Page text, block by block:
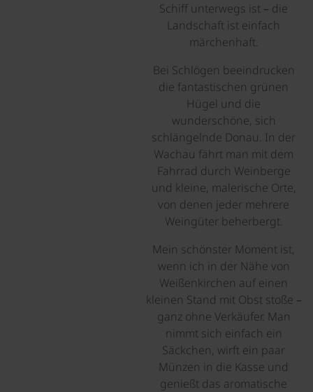
Schiff unterwegs ist – die
Landschaft ist einfach
märchenhaft.
Bei Schlögen beeindrucken
die fantastischen grünen
Hügel und die
wunderschöne, sich
schlängelnde Donau. In der
Wachau fährt man mit dem
Fahrrad durch Weinberge
und kleine, malerische Orte,
von denen jeder mehrere
Weingüter beherbergt.
Mein schönster Moment ist,
wenn ich in der Nähe von
Weißenkirchen auf einen
kleinen Stand mit Obst stoße –
ganz ohne Verkäufer. Man
nimmt sich einfach ein
Säckchen, wirft ein paar
Münzen in die Kasse und
genießt das aromatische